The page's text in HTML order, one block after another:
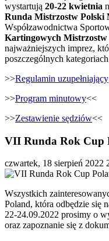
wystartują 20-22 kwietnia
Runda Mistrzostw Polski
Współzawodnictwa
Kartingowych Mistrzostw
najważniejszych imprez,
poszczególnych
>>Regulamin uzupełniający
>>Program minutowy<<
>>Zestawienie sędziów<<
VII Runda Rok Cup
czwartek, 18 sierpień 2022
Wszystkich
Poland, która odbędzie się
22-24.09.2022 prosimy o
oraz zapoznanie się z